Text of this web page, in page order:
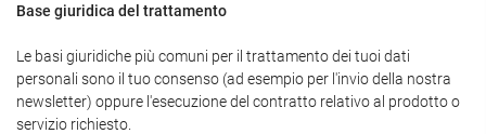
Base giuridica del trattamento
Le basi giuridiche più comuni per il trattamento dei tuoi dati
personali sono il tuo consenso (ad esempio per l'invio della nostra
newsletter) oppure l'esecuzione del contratto relativo al prodotto o
servizio richiesto.